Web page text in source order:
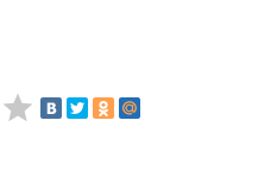
